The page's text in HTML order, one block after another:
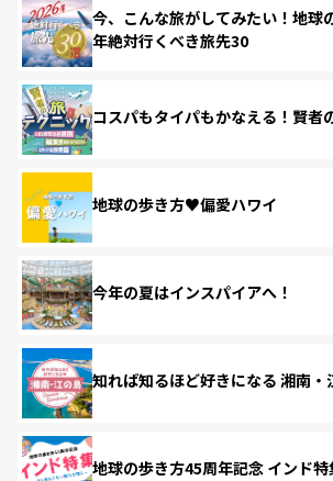
今、こんな旅がしてみたい！地球
年絶対行くべき旅先30
コスパもタイパもかなえる！賢者
地球の歩き方♥偏愛ハワイ
今年の夏はインスパイアへ！
知れば知るほど好きになる 湘南・
地球の歩き方45周年記念 インド特